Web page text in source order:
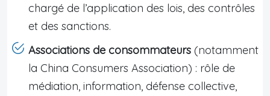
chargé de l’application des lois, des contrôles
et des sanctions.
Associations de consommateurs (notamment
la China Consumers Association) : rôle de
médiation, information, défense collective,